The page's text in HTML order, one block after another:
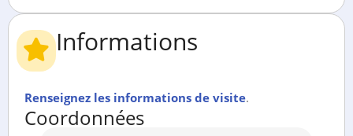
Informations
Renseignez les informations de visite.
Coordonnées